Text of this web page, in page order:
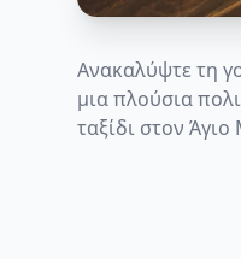
Ανακαλύψτε τη
μια πλούσια
ταξίδι στον